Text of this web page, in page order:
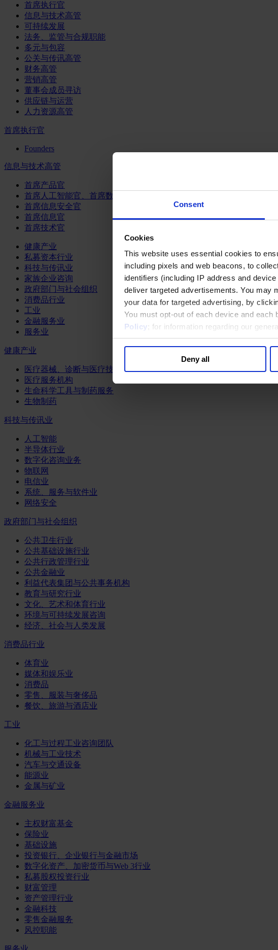
Consent
Cookies
This website uses essential cookies to
including pixels and web beacons, to
identifiers (including IP address and
deliver targeted advertisements. You may
your data for targeted advertising, by
You must opt-out of each device and
Policy; for information regarding our
Deny all
首席执行官
信息与技术高管
可持续发展
法务、监管与合规职能
多元与包容
公关与传讯高管
财务高管
营销高管
董事会成员寻访
供应链与运营
人力资源高管
首席执行官
Founders
信息与技术高管
首席产品官
首席人工智能官、首席数据官和首席数据解析官
首席信息安全官
首席信息官
首席技术官
健康产业
私募资本行业
科技与传讯业
家族企业咨询
政府部门与社会组织
消费品行业
工业
金融服务业
服务业
健康产业
医疗器械、诊断与医疗技术
医疗服务机构
生命科学工具与制药服务
生物制药
科技与传讯业
人工智能
半导体行业
数字化咨询业务
物联网
电信业
系统、服务与软件业
网络安全
政府部门与社会组织
公共卫生行业
公共基础设施行业
公共行政管理行业
公共金融业
利益代表集团与公共事务机构
教育与研究行业
文化、艺术和体育行业
环境与可持续发展咨询
经济、社会与人类发展
消费品行业
体育业
媒体和娱乐业
消费品
零售、服装与奢侈品
餐饮、旅游与酒店业
工业
化工与过程工业咨询团队
机械与工业技术
汽车与交通设备
能源业
金属与矿业
金融服务业
主权财富基金
保险业
基础设施
投资银行、企业银行与金融市场
数字化资产、加密货币与Web 3行业
私募股权投资行业
财富管理
资产管理行业
金融科技
零售金融服务
风控职能